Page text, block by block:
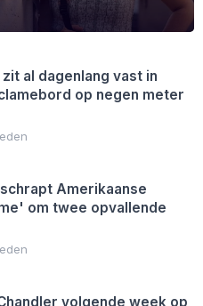
al dagenlang vast in
op negen meter
Amerikaanse
om twee opvallende
volgende week op